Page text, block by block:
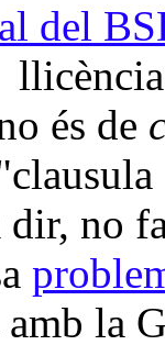
del
és de
dir, no
la